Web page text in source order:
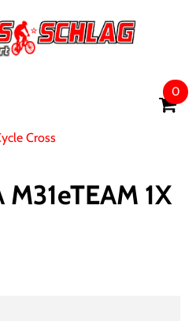
0
Cross
1X